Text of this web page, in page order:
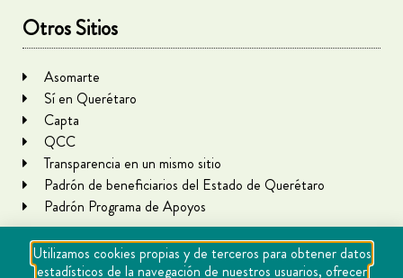
Otros Sitios
Asomarte
Sí en Querétaro
Capta
QCC
Transparencia en un mismo sitio
Padrón de beneficiarios del Estado de Querétaro
Padrón Programa de Apoyos
Utilizamos cookies propias y de terceros para obtener datos
estadísticos de la navegación de nuestros usuarios, ofrecer